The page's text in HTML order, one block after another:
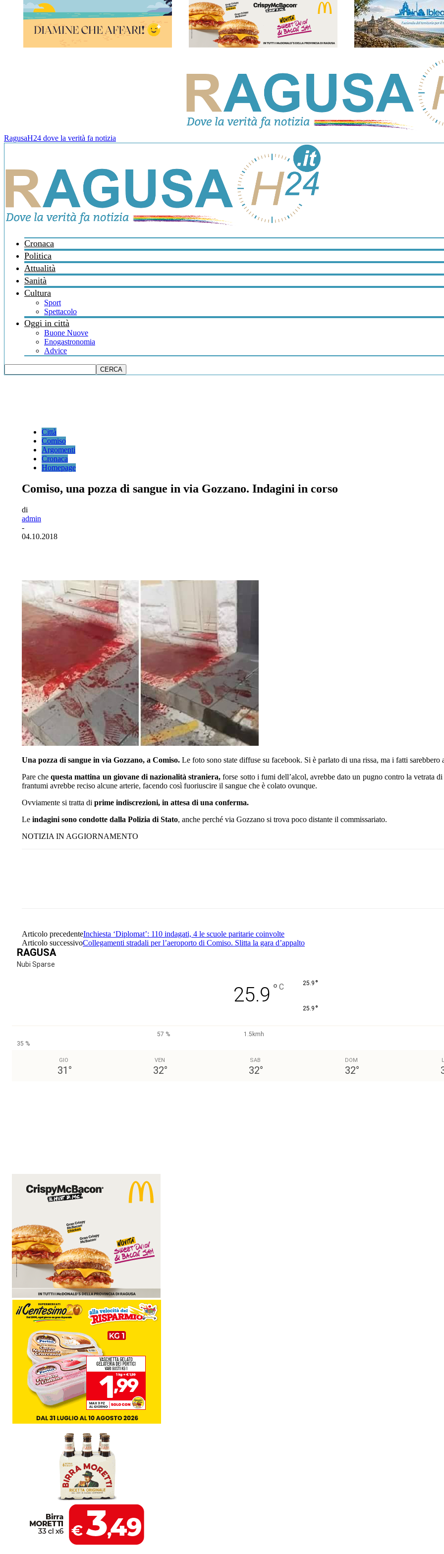
RagusaH24 dove la verità fa notizia
Cronaca
Politica
Attualità
Sanità
Cultura
Sport
Spettacolo
Oggi in città
Buone Nuove
Enogastronomia
Advice
Città
Comiso
Argomenti
Cronaca
Homepage
Comiso, una pozza di sangue in via Gozzano. Indagini in corso
di
admin
-
04.10.2018
Una pozza di sangue in via Gozzano, a Comiso. Le foto sono state diffuse su facebook. Si è parlato di una rissa, ma i fatti sarebbero
Pare chequesta mattina un giovane di nazionalità straniera, forse sotto i fumi dell’alcol, avrebbe dato un pugno contro la vetrata
frantumi avrebbe reciso alcune arterie, facendo così fuoriuscire il sangue che è colato ovunque.
Ovviamente si tratta di prime indiscrezioni, in attesa di una conferma.
Le indagini sono condotte dalla Polizia di Stato, anche perché via Gozzano si trova poco distante il commissariato.
NOTIZIA IN AGGIORNAMENTO
Articolo precedenteInchiesta ‘Diplomat’: 110 indagati, 4 le scuole paritarie coinvolte
Articolo successivoCollegamenti stradali per l’aeroporto di Comiso. Slitta la gara d’appalto
RAGUSA
Nubi Sparse
25.9 ° C 25.9 °
25.9 °
57 %
1.5kmh
35 %
GIO
31 °
VEN
32°
SAB
32°
DOM
32°